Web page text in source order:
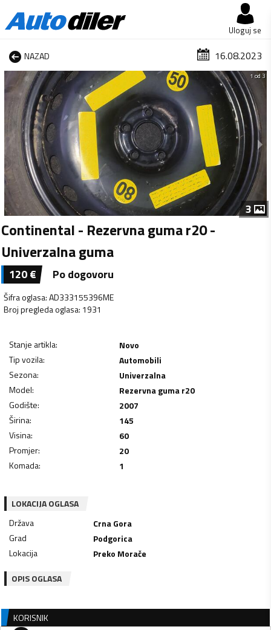
Uloguj se
NAZAD 16.08.2023
1 od 3
3
Continental - Rezervna guma r20 -
Univerzalna guma
120€ Po dogovoru
Šifra oglasa:AD333155396ME
Broj pregleda oglasa: 1931
Stanje artikla:
Novo
Tip vozila:
Automobili
Sezona:
Univerzalna
Model:
Rezervna guma r20
Godište:
2007
Širina:
145
Visina:
60
Promjer:
20
Komada: 1
LOKACIJA OGLASA
Država
Crna Gora
Grad
Podgorica
Lokacija
Preko Morače
OPIS OGLASA
KORISNIK